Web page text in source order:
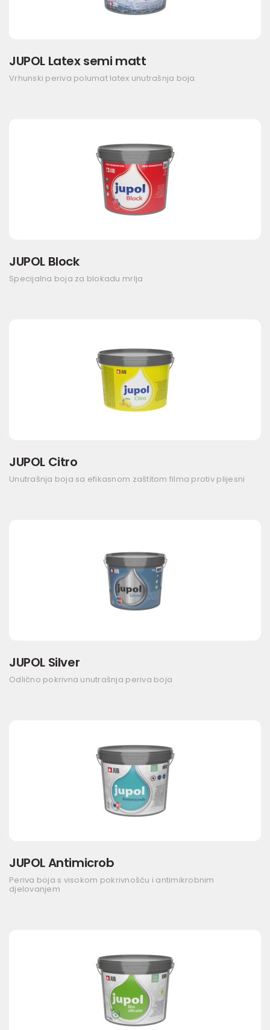
JUPOL Latex semi matt
Vrhunski periva polumat latex unutrašnja boja
JUPOL Block
Specijalna boja za blokadu mrlja
JUPOL Citro
Unutrašnja boja sa efikasnom zaštitom filma protiv plijesni
JUPOL Silver
Odlično pokrivna unutrašnja periva boja
JUPOL Antimicrob
Periva boja s visokom pokrivnošću i antimikrobnim
djelovanjem